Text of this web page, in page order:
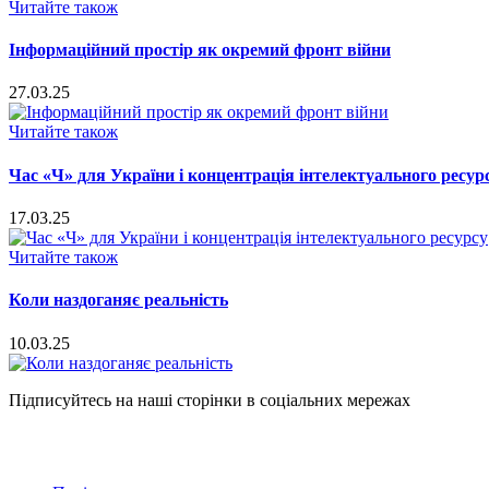
Читайте також
Інформаційний простір як окремий фронт війни
27.03.25
Читайте також
Час «Ч» для України і концентрація інтелектуального
17.03.25
Читайте також
Коли наздоганяє реальність
10.03.25
Підписуйтесь на наші сторінки в соціальних мережах